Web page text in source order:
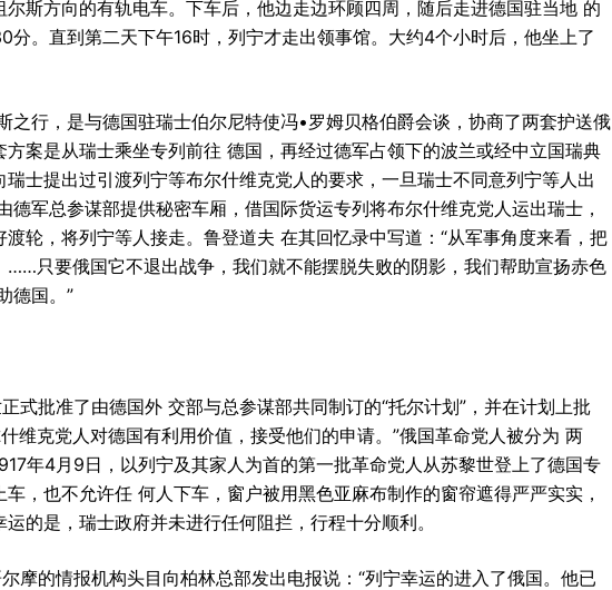
斯方向的有轨电车。下车后，他边走边环顾四周，随后走进德国驻当地 的
分。直到第二天下午16时，列宁才走出领事馆。大约4个小时后，他坐上了
之行，是与德国驻瑞士伯尔尼特使冯•罗姆贝格伯爵会谈，协商了两套护送俄
案是从瑞士乘坐专列前往 德国，再经过德军占领下的波兰或经中立国瑞典
士提出过引渡列宁等布尔什维克党人的要求，一旦瑞士不同意列宁等人出
德军总参谋部提供秘密车厢，借国际货运专列将布尔什维克党人运出瑞士，
轮，将列宁等人接走。鲁登道夫 在其回忆录中写道：“从军事角度来看，把
……只要俄国它不退出战争，我们就不能摆脱失败的阴影，我们帮助宣扬赤色
德国。”
式批准了由德国外 交部与总参谋部共同制订的“托尔计划”，并在计划上批
维克党人对德国有利用价值，接受他们的申请。”俄国革命党人被分为 两
年4月9日，以列宁及其家人为首的第一批革命党人从苏黎世登上了德国专
，也不允许任 何人下车，窗户被用黑色亚麻布制作的窗帘遮得严严实实，
的是，瑞士政府并未进行任何阻拦，行程十分顺利。
摩的情报机构头目向柏林总部发出电报说：“列宁幸运的进入了俄国。他已